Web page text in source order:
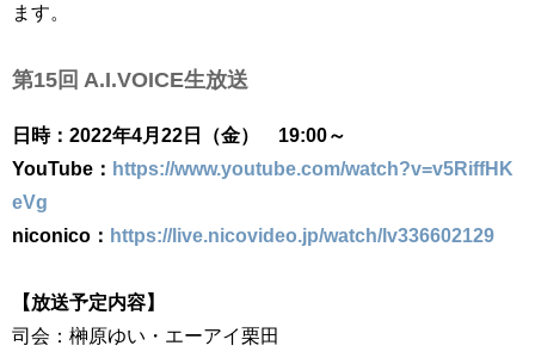
ます。
第15回 A.I.VOICE生放送
日時：2022年4月22日（金） 19:00～
YouTube： https://www.youtube.com/watch?v=v5RiffHK
eVg
niconico： https://live.nicovideo.jp/watch/lv336602129
【放送予定内容】
司会：榊原ゆい・エーアイ栗田